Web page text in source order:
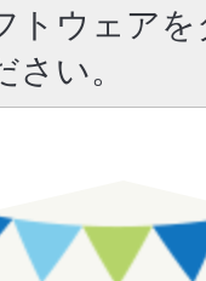
トウェア
い。